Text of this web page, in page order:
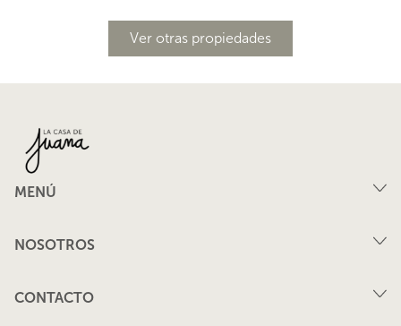
Ver otras propiedades
MENÚ
NOSOTROS
CONTACTO